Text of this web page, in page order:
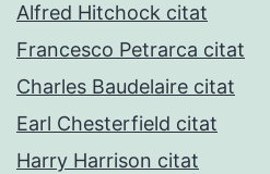
Alfred Hitchock citat
Francesco Petrarca citat
Charles Baudelaire citat
Earl Chesterfield citat
Harry Harrison citat